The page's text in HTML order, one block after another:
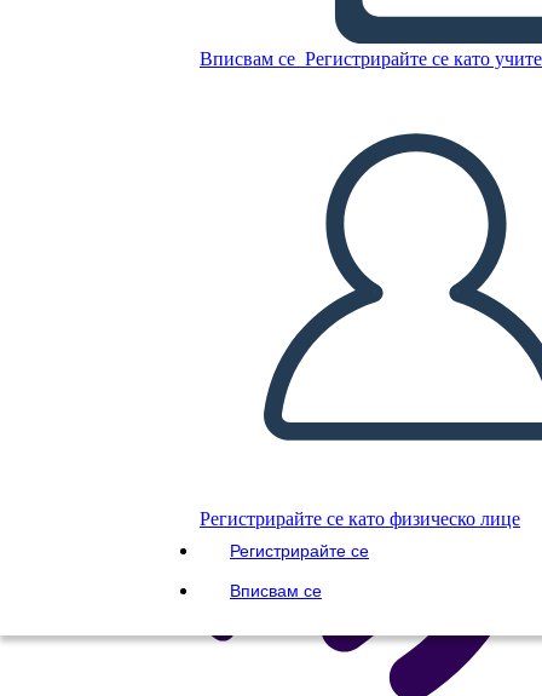
Вписвам се Регистрирайте се като
Регистрирайте се като физическо лице
Регистрирайте се
Вписвам се
ПУСКАНЕ НА СЛАЙДШОУ
ЧЕТИ МИ